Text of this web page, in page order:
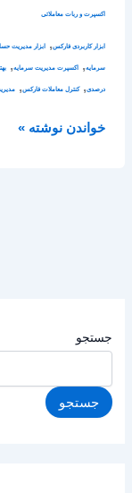
جستجو
جستجو
اکسپرت و ربات معاملاتی
ابزار کاربردی فارکس, ابزار مدیریت
سرمایه, اکسپرت مدیریت سرمایه,
درصدی,کنترل معاملات فارکس,
خواندن نوشته »